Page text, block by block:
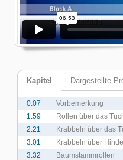
Kapitel Dargestellte
0:07
Vorbemerkung
1:59
Rollen über das
2:21
Krabbeln über das
3:01
Krabbeln über
3:32
Baumstammrollen